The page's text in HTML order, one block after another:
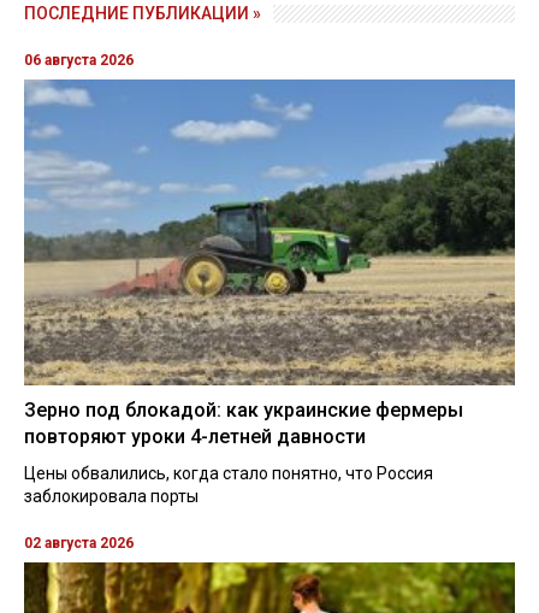
ПОСЛЕДНИЕ ПУБЛИКАЦИИ »
06 августа 2026
Зерно под блокадой: как украинские фермеры
повторяют уроки 4-летней давности
Цены обвалились, когда стало понятно, что Россия
заблокировала порты
02 августа 2026